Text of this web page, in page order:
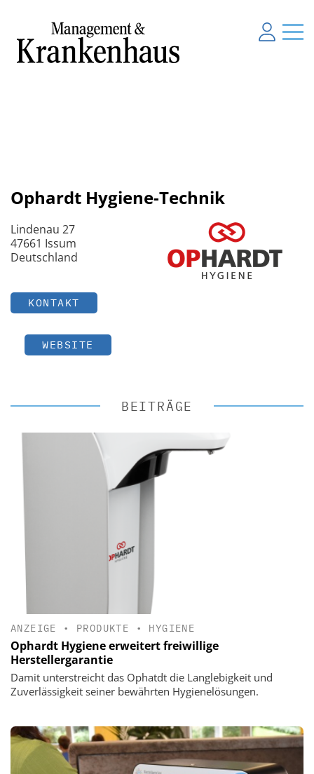
Ophardt Hygiene-Technik
Lindenau 27
47661 Issum
Deutschland
KONTAKT
WEBSITE
BEITRÄGE
ANZEIGE • PRODUKTE • HYGIENE
Ophardt Hygiene erweitert freiwillige
Herstellergarantie
Damit unterstreicht das Ophatdt die Langlebigkeit und
Zuverlässigkeit seiner bewährten Hygienelösungen.